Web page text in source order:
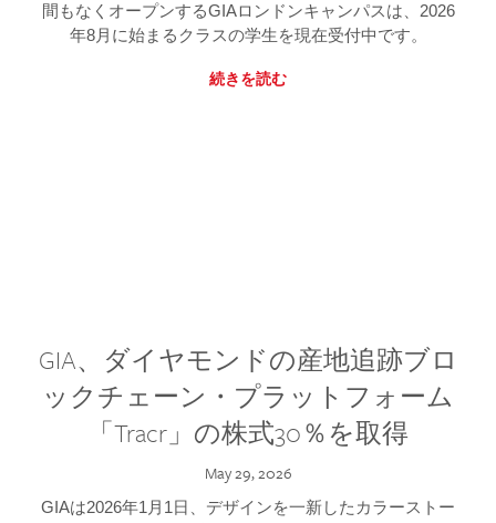
間もなくオープンするGIAロンドンキャンパスは、2026
年8月に始まるクラスの学生を現在受付中です。
続きを読む
GIA、ダイヤモンドの産地追跡ブロ
ックチェーン・プラットフォーム
「Tracr」の株式30％を取得
May 29, 2026
GIAは2026年1月1日、デザインを一新したカラーストー